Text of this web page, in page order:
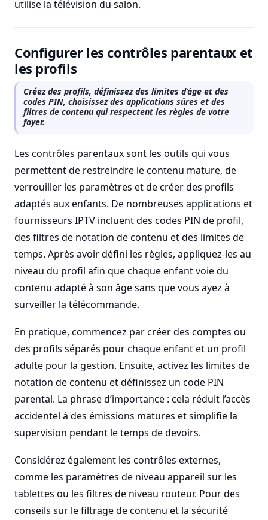
utilise la télévision du salon.
Configurer les contrôles parentaux et
les profils
Créez des profils, définissez des limites d’âge et des
codes PIN, choisissez des applications sûres et des
filtres de contenu qui respectent les règles de votre
foyer.
Les contrôles parentaux sont les outils qui vous
permettent de restreindre le contenu mature, de
verrouiller les paramètres et de créer des profils
adaptés aux enfants. De nombreuses applications et
fournisseurs IPTV incluent des codes PIN de profil,
des filtres de notation de contenu et des limites de
temps. Après avoir défini les règles, appliquez-les au
niveau du profil afin que chaque enfant voie du
contenu adapté à son âge sans que vous ayez à
surveiller la télécommande.
En pratique, commencez par créer des comptes ou
des profils séparés pour chaque enfant et un profil
adulte pour la gestion. Ensuite, activez les limites de
notation de contenu et définissez un code PIN
parental. La phrase d’importance : cela réduit l’accès
accidentel à des émissions matures et simplifie la
supervision pendant le temps de devoirs.
Considérez également les contrôles externes,
comme les paramètres de niveau appareil sur les
tablettes ou les filtres de niveau routeur. Pour des
conseils sur le filtrage de contenu et la sécurité